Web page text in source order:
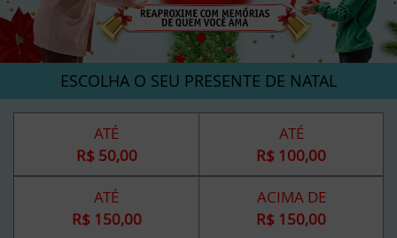
ESCOLHA O SEU PRESENTE DE NATAL
ATÉ
R$ 50,00
ATÉ
R$ 100,00
ATÉ
R$ 150,00
ACIMA DE
R$ 150,00